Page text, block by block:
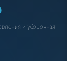
и уборочная